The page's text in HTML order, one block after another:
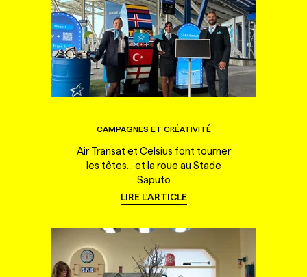
CAMPAGNES ET CRÉATIVITÉ
Air Transat et Celsius font tourner
les têtes... et la roue au Stade
Saputo
LIRE L'ARTICLE